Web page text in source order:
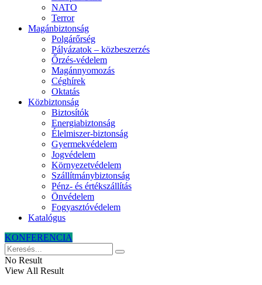
NATO
Terror
Magánbiztonság
Polgárőrség
Pályázatok – közbeszerzés
Őrzés-védelem
Magánnyomozás
Céghírek
Oktatás
Közbiztonság
Biztosítók
Energiabiztonság
Élelmiszer-biztonság
Gyermekvédelem
Jogvédelem
Környezetvédelem
Szállítmánybiztonság
Pénz- és értékszállítás
Önvédelem
Fogyasztóvédelem
Katalógus
KONFERENCIA
No Result
View All Result